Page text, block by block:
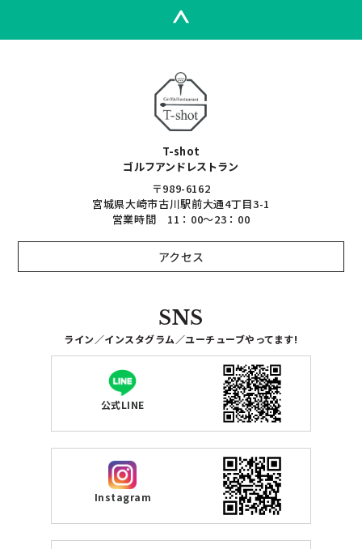
T-shot
ゴルフアンドレストラン
〒989-6162
宮城県大崎市古川駅前大通4丁目3-1
営業時間 11：00～23：00
アクセス
SNS
ライン／インスタグラム／ユーチューブやってます!
公式LINE
Instagram